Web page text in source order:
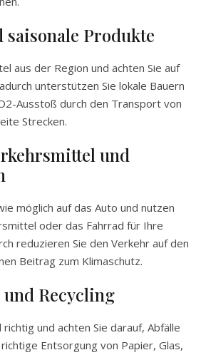
saisonale Produkte
aus der Region und achten Sie auf
unterstützen Sie lokale Bauern
Ausstoß durch den Transport von
Strecken.
und
möglich auf das Auto und nutzen
oder das Fahrrad für Ihre
reduzieren Sie den Verkehr auf den
Beitrag zum Klimaschutz.
Recycling
und achten Sie darauf, Abfälle
Entsorgung von Papier, Glas,